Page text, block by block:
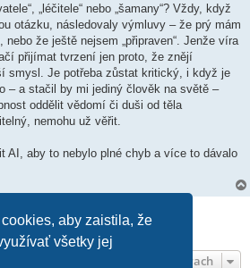
aby zaistila, že
všetky jej
„léčitele“ nebo „šamany“? Vždy, když
otázku, následovaly výmluvy – že prý mám
že ještě nejsem „připraven“. Jenže víra
přijímat tvrzení jen proto, že znějí
smysl. Je potřeba zůstat kritický, i když je
– a stačil by mi jediný člověk na světě –
oddělit vědomí či duši od těla
nemohu už věřit.
AI, aby to nebylo plné chyb a více to dávalo
príspevok • Strana
Rýchla navigácia vo fórach